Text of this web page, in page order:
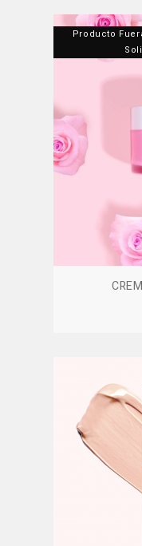
Producto